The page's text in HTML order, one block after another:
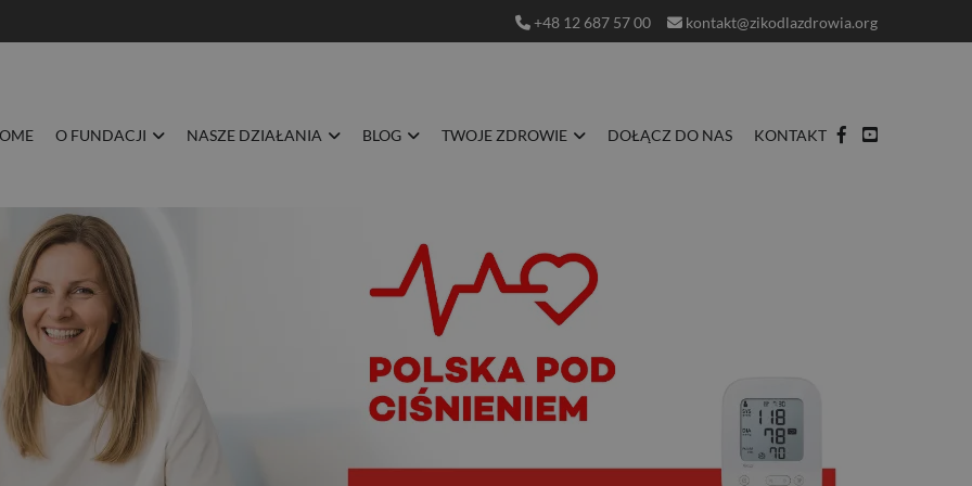
+48 12 687 57 00 kontakt@zikodlazdrowia.org
O FUNDACJI NASZE DZIAŁANIA BLOG TWOJE ZDROWIE DOŁĄCZ DO NAS KONTAKT